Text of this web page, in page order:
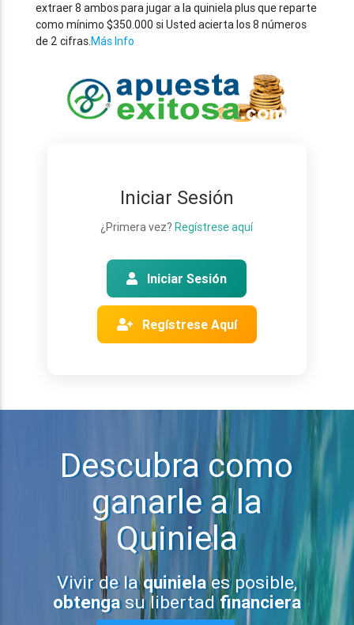
extraer 8 ambos para jugar a la quiniela plus que reparte
como mínimo $350.000 si Usted acierta los 8 números
de 2 cifras.Más Info
Iniciar Sesión
¿Primera vez?Regístrese aquí
Iniciar Sesión
Regístrese Aquí
Descubra como
ganarle a la
Quiniela
Vivir de laquinielaes posible,
obtengasu libertadfinanciera